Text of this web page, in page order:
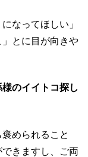
なってほしい」
とに目が向きや
のイイトコ探し
められること
きますし、ご両